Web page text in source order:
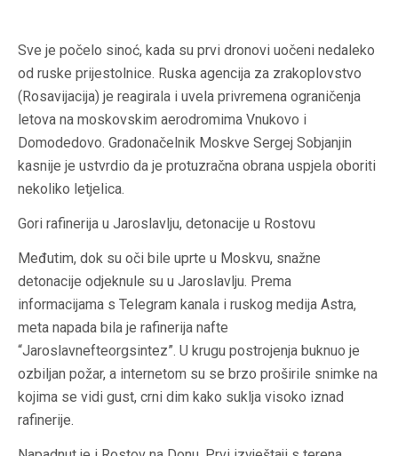
Sve je počelo sinoć, kada su prvi dronovi uočeni nedaleko
od ruske prijestolnice. Ruska agencija za zrakoplovstvo
(Rosavijacija) je reagirala i uvela privremena ograničenja
letova na moskovskim aerodromima Vnukovo i
Domodedovo. Gradonačelnik Moskve Sergej Sobjanjin
kasnije je ustvrdio da je protuzračna obrana uspjela oboriti
nekoliko letjelica.
Gori rafinerija u Jaroslavlju, detonacije u Rostovu
Međutim, dok su oči bile uprte u Moskvu, snažne
detonacije odjeknule su u Jaroslavlju. Prema
informacijama s Telegram kanala i ruskog medija Astra,
meta napada bila je rafinerija nafte
“Jaroslavnefteorgsintez”. U krugu postrojenja buknuo je
ozbiljan požar, a internetom su se brzo proširile snimke na
kojima se vidi gust, crni dim kako suklja visoko iznad
rafinerije.